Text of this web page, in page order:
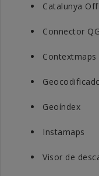
Catalunya
Connector
Contextmaps
Geoíndex
Instamaps
Visor de